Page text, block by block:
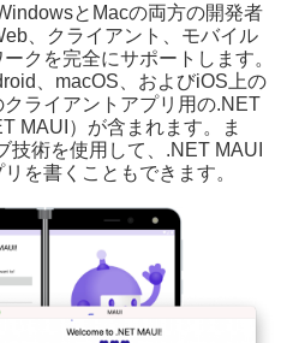
とMacの両方の開発者
、クライアント、モバイル
クを完全にサポートします。
、macOS、およびiOS上の
ライアントアプリ用の.NET
MAUI）が含まれます。ま
技術を使用して、.NET MAUI
を書くこともできます。